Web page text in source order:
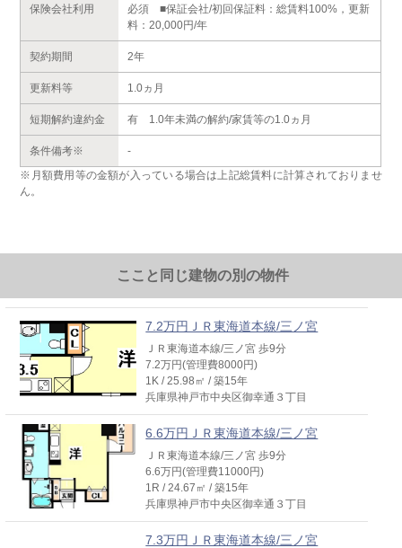
保険会社利用
必須 ■保証会社/初回保証料：総賃料100%，更新
料：20,000円/年
契約期間 2年
更新料等 1.0ヵ月
短期解約違約金 有 1.0年未満の解約/家賃等の1.0ヵ月
条件備考※
-
※月額費用等の金額が入っている場合は上記総賃料に計算されておりませ
ん。
ここと同じ建物の別の物件
7.2万円ＪＲ東海道本線/三ノ宮
ＪＲ東海道本線/三ノ宮 歩9分
7.2万円(管理費8000円)
1K / 25.98㎡ / 築15年
兵庫県神戸市中央区御幸通３丁目
6.6万円ＪＲ東海道本線/三ノ宮
ＪＲ東海道本線/三ノ宮 歩9分
6.6万円(管理費11000円)
1R / 24.67㎡ / 築15年
兵庫県神戸市中央区御幸通３丁目
7.3万円ＪＲ東海道本線/三ノ宮